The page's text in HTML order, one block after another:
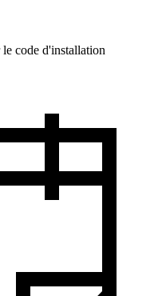
code d'installation